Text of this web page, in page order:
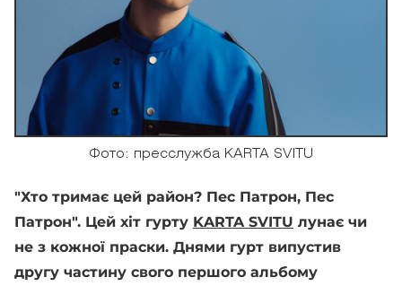
Фото: пресслужба KARTA SVITU
"Хто тримає цей район? Пес Патрон, Пес
Патрон". Цей хіт гурту KARTA SVITU лунає чи
не з кожної праски. Днями гурт випустив
другу частину свого першого альбому